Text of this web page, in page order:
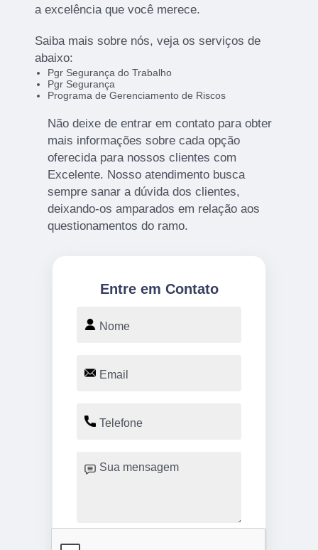
a excelência que você merece.
Saiba mais sobre nós, veja os serviços de
abaixo:
Pgr Segurança do Trabalho
Pgr Segurança
Programa de Gerenciamento de Riscos
Não deixe de entrar em contato para obter
mais informações sobre cada opção
oferecida para nossos clientes com
Excelente. Nosso atendimento busca
sempre sanar a dúvida dos clientes,
deixando-os amparados em relação aos
questionamentos do ramo.
Entre em Contato